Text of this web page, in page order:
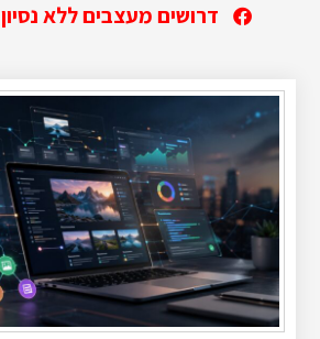
דרושים מעצבים ללא נסיון